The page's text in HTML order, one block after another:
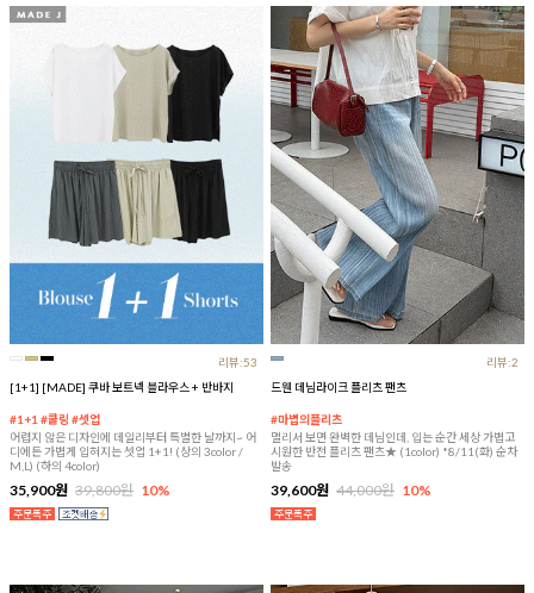
리뷰:53
[1+1] [MADE] 쿠바 보트넥 블라우스 + 반바지
#1+1 #쿨링 #셋업
어렵지 않은 디자인에 데일리부터 특별한 날까지~ 어
디에든 가볍게 입혀지는 셋업 1+1! (상의 3color /
M,L) (하의 4color)
35,900원 39,800원 10%
리뷰:2
드웬 데님라이크 플리츠 팬츠
#마법의플리츠
멀리서 보면 완벽한 데님인데, 입는 순간 세상 가볍고
시원한 반전 플리츠 팬츠★ (1color) *8/11(화) 순차
발송
39,600원 44,000원 10%